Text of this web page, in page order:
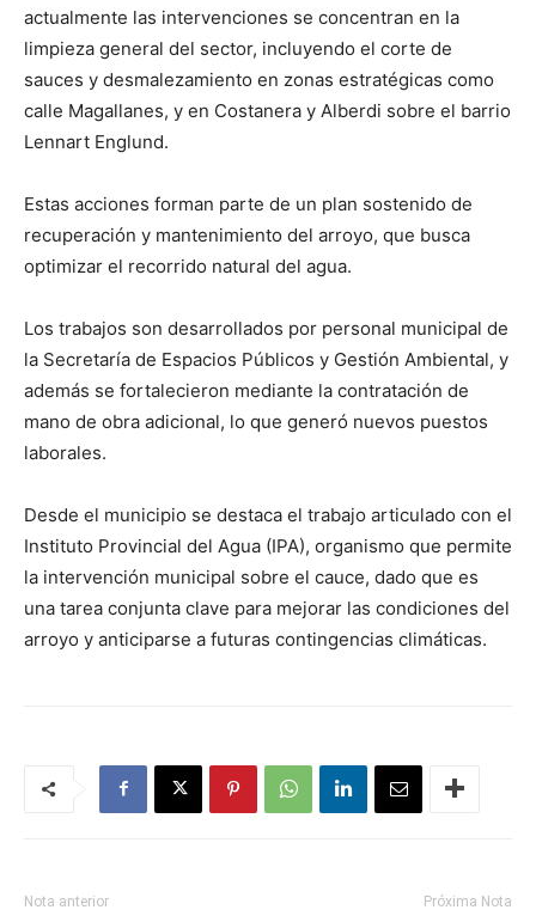
actualmente las intervenciones se concentran en la
limpieza general del sector, incluyendo el corte de
sauces y desmalezamiento en zonas estratégicas como
calle Magallanes, y en Costanera y Alberdi sobre el barrio
Lennart Englund.
Estas acciones forman parte de un plan sostenido de
recuperación y mantenimiento del arroyo, que busca
optimizar el recorrido natural del agua.
Los trabajos son desarrollados por personal municipal de
la Secretaría de Espacios Públicos y Gestión Ambiental, y
además se fortalecieron mediante la contratación de
mano de obra adicional, lo que generó nuevos puestos
laborales.
Desde el municipio se destaca el trabajo articulado con el
Instituto Provincial del Agua (IPA), organismo que permite
la intervención municipal sobre el cauce, dado que es
una tarea conjunta clave para mejorar las condiciones del
arroyo y anticiparse a futuras contingencias climáticas.
Nota anterior Próxima Nota